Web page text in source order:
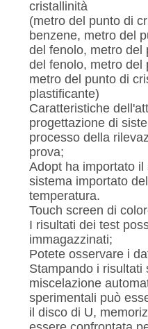
cristallinità
(metro del punto di
benzene, metro del
del fenolo, metro del
del fenolo, metro del
metro del punto di
plastificante)
Caratteristiche
progettazione di
processo della
prova;
Adopt ha importato il
sistema importato
temperatura.
Touch screen di
I risultati dei test
immagazzinati;
Potete osservare i
Stampando i risultati
miscelazione
sperimentali può
il disco di U,